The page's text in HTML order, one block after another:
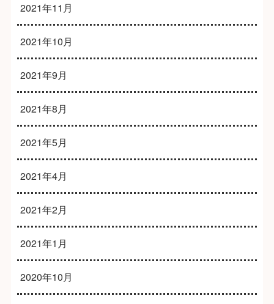
2021年11月
2021年10月
2021年9月
2021年8月
2021年5月
2021年4月
2021年2月
2021年1月
2020年10月